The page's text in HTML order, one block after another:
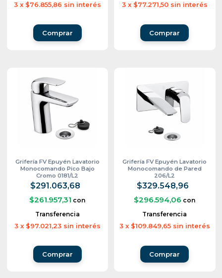
3 x $76.855,86 sin interés 3 x $77.271,50 sin interés
Grifería FV Epuyén Lavatorio
Monocomando Pico Bajo
Cromo 0181/L2
$291.063,68
$261.957,31 con
Transferencia
3 x $97.021,23 sin interés
Grifería FV Epuyén Lavatorio
Monocomando de Pared
206/L2
$329.548,96
$296.594,06 con
Transferencia
3 x $109.849,65 sin interés